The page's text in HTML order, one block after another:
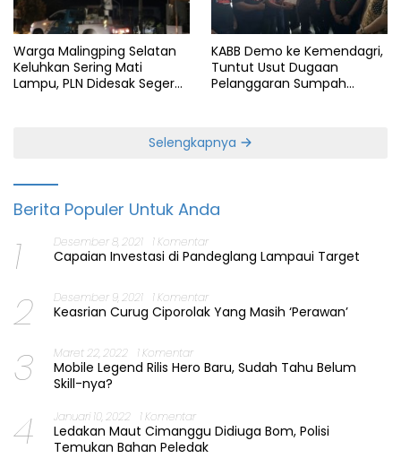
Warga Malingping Selatan
Keluhkan Sering Mati
Lampu, PLN Didesak Segera
KABB Demo ke Kemendagri,
Tuntut Usut Dugaan
Pelanggaran Sumpah
Selengkapnya
Berita Populer Untuk Anda
1 Desember 8, 2021 1 Komentar
Capaian Investasi di Pandeglang Lampaui Target
2 Desember 9, 2021 1 Komentar
Keasrian Curug Ciporolak Yang Masih ‘Perawan’
3 Maret 22, 2022 1 Komentar
Mobile Legend Rilis Hero Baru, Sudah Tahu Belum
Skill-nya?
4 Januari 10, 2022 1 Komentar
Ledakan Maut Cimanggu Didiuga Bom, Polisi
Temukan Bahan Peledak